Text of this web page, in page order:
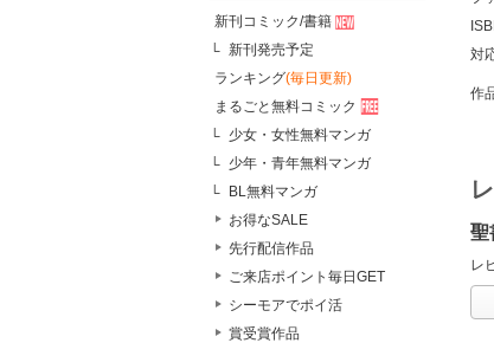
新刊コミック/書籍
新刊発売予定
ランキング(毎日更新)
まるごと無料コミック
少女・女性無料マンガ
少年・青年無料マンガ
BL無料マンガ
お得なSALE
先行配信作品
ご来店ポイント毎日GET
シーモアでポイ活
賞受賞作品
対
作
聖
レ